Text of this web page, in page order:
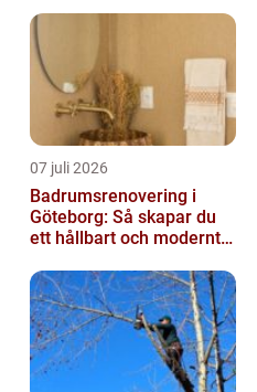
07 juli 2026
Badrumsrenovering i
Göteborg: Så skapar du
ett hållbart och modernt